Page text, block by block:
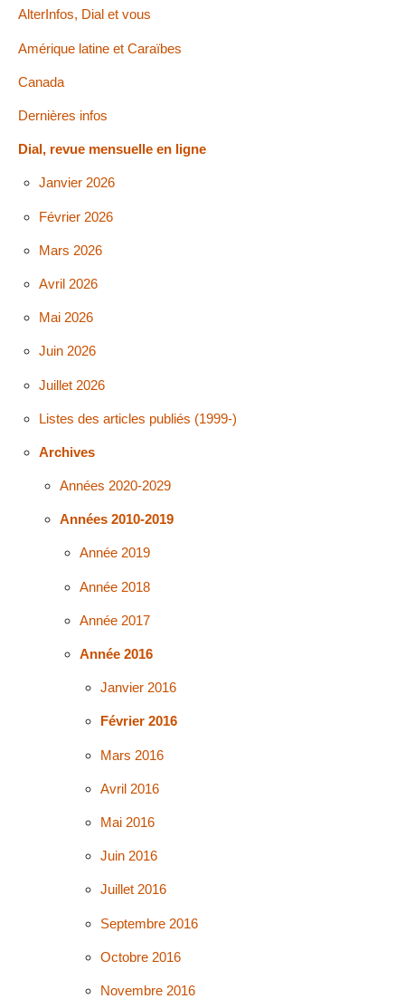
AlterInfos, Dial et vous
Amérique latine et Caraïbes
Canada
Dernières infos
Dial, revue mensuelle en ligne
Janvier 2026
Février 2026
Mars 2026
Avril 2026
Mai 2026
Juin 2026
Juillet 2026
Listes des articles publiés (1999-)
Archives
Années 2020-2029
Années 2010-2019
Année 2019
Année 2018
Année 2017
Année 2016
Janvier 2016
Février 2016
Mars 2016
Avril 2016
Mai 2016
Juin 2016
Juillet 2016
Septembre 2016
Octobre 2016
Novembre 2016